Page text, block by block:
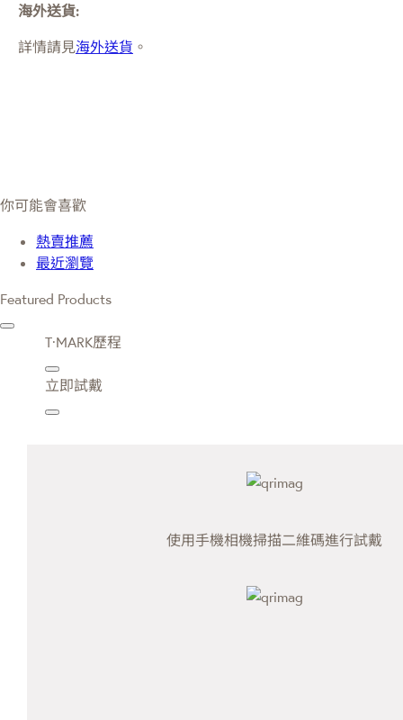
海外送貨:
詳情請見海外送貨 。
你可能會喜歡
熱賣推薦
最近瀏覽
Featured Products
T·MARK歷程
立即試戴
使用手機相機掃描二維碼進行試戴